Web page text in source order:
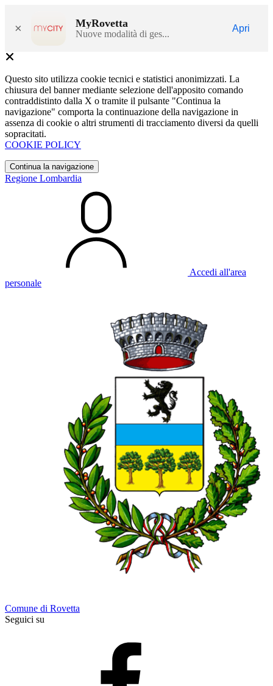
× MyRovetta
Nuove modalità di ges...
Apri
Questo sito utilizza cookie tecnici e statistici anonimizzati. La
chiusura del banner mediante selezione dell'apposito comando
contraddistinto dalla X o tramite il pulsante "Continua la
navigazione" comporta la continuazione della navigazione in
assenza di cookie o altri strumenti di tracciamento diversi da quelli
sopracitati.
COOKIE POLICY
Continua la navigazione
Regione Lombardia
Accedi all'area
personale
Comune di Rovetta
Seguici su